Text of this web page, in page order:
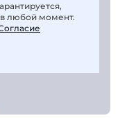
любой момент.